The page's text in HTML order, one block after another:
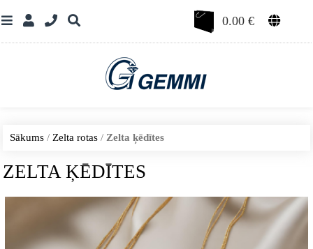
0.00€
Sākums / Zelta rotas / Zelta ķēdītes
ZELTA ĶĒDĪTES